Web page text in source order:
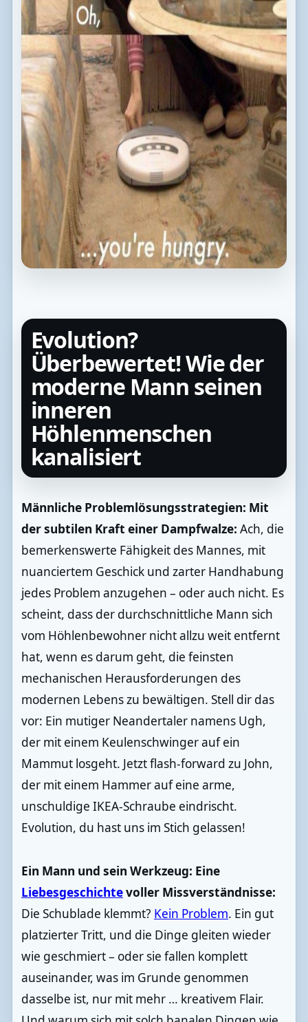
Evolution?
Überbewertet! Wie der
moderne Mann seinen
inneren
Höhlenmenschen
kanalisiert
Männliche Problemlösungsstrategien: Mit
der subtilen Kraft einer Dampfwalze: Ach, die
bemerkenswerte Fähigkeit des Mannes, mit
nuanciertem Geschick und zarter Handhabung
jedes Problem anzugehen – oder auch nicht. Es
scheint, dass der durchschnittliche Mann sich
vom Höhlenbewohner nicht allzu weit entfernt
hat, wenn es darum geht, die feinsten
mechanischen Herausforderungen des
modernen Lebens zu bewältigen. Stell dir das
vor: Ein mutiger Neandertaler namens Ugh,
der mit einem Keulenschwinger auf ein
Mammut losgeht. Jetzt flash-forward zu John,
der mit einem Hammer auf eine arme,
unschuldige IKEA-Schraube eindrischt.
Evolution, du hast uns im Stich gelassen!
Ein Mann und sein Werkzeug: Eine
Liebesgeschichtevoller Missverständnisse:
Die Schublade klemmt? Kein Problem. Ein gut
platzierter Tritt, und die Dinge gleiten wieder
wie geschmiert – oder sie fallen komplett
auseinander, was im Grunde genommen
dasselbe ist, nur mit mehr … kreativem Flair.